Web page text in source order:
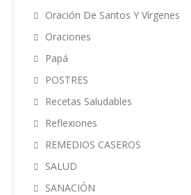
Oración De Santos Y Vírgenes
Oraciones
Papá
POSTRES
Recetas Saludables
Reflexiones
REMEDIOS CASEROS
SALUD
SANACIÓN